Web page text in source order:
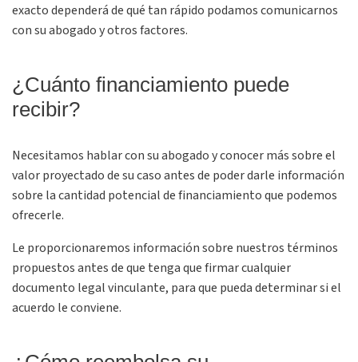
exacto dependerá de qué tan rápido podamos comunicarnos
con su abogado y otros factores.
¿Cuánto financiamiento puede
recibir?
Necesitamos hablar con su abogado y conocer más sobre el
valor proyectado de su caso antes de poder darle información
sobre la cantidad potencial de financiamiento que podemos
ofrecerle.
Le proporcionaremos información sobre nuestros términos
propuestos antes de que tenga que firmar cualquier
documento legal vinculante, para que pueda determinar si el
acuerdo le conviene.